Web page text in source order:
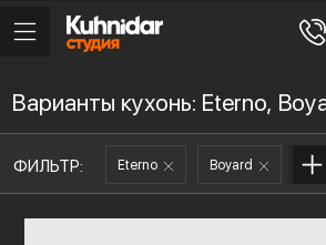
Варианты кухонь: Eterno,
ФИЛЬТР: Eterno Boyard